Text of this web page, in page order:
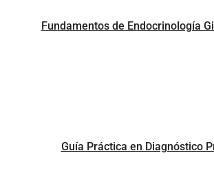
Fundamentos de Endocrinología
Guía Práctica en Diagnóstico